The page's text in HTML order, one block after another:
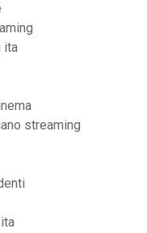
ita
streaming